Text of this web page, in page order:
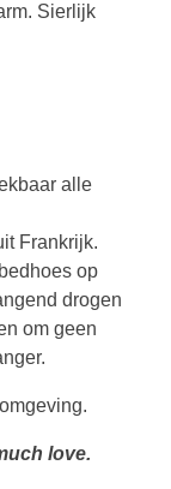
Sierlijk
alle
Frankrijk.
op
drogen
om geen
love.